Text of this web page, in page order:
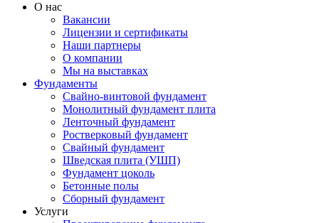
О нас
Вакансии
Лицензии и сертификаты
Наши партнеры
О компании
Мы на выставках
Фундаменты
Свайно-винтовой фундамент
Монолитный фундамент плита
Ленточный фундамент
Ростверковый фундамент
Свайный фундамент
Шведская плита (УШП)
Фундамент цоколь
Бетонные полы
Сборный фундамент
Услуги